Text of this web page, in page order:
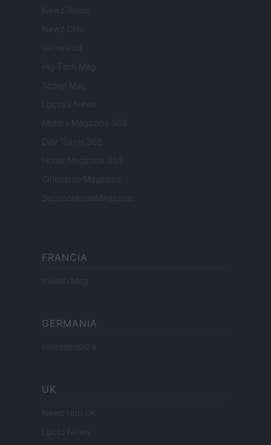
Newz Illinois
Newz Ohio
Gameland
Hig Tech Mag
Scoop Mag
Lgbtqia News
Motors Magazine 365
Day Travel 365
Home Magazine 365
Cineverse Magazine
SecondHomeMagazine
FRANCIA
InvestirMag
GERMANIA
Investieren24
UK
News Hub UK
Lgbtq News